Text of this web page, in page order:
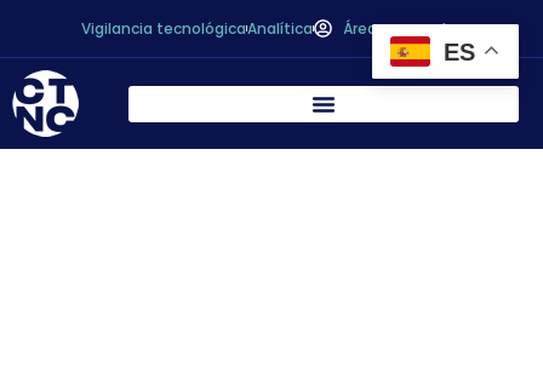
Vigilancia tecnológicaAnalítica Área personal
ES